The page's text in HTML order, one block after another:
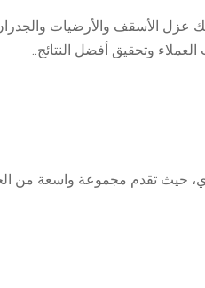
الأسقف والأرضيات
وتحقيق أفضل النتائج..
تقدم مجموعة واسعة من